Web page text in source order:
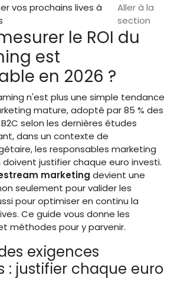
vos prochains lives à
Aller à la
section
le ROI du
est
en 2026 ?
n'est plus une simple tendance
mature, adopté par 85 % des
selon les dernières études
dans un contexte de
les responsables marketing
justifier chaque euro investi.
marketing devient une
seulement pour valider les
pour optimiser en continu la
Ce guide vous donne les
méthodes pour y parvenir.
exigences
: justifier chaque euro